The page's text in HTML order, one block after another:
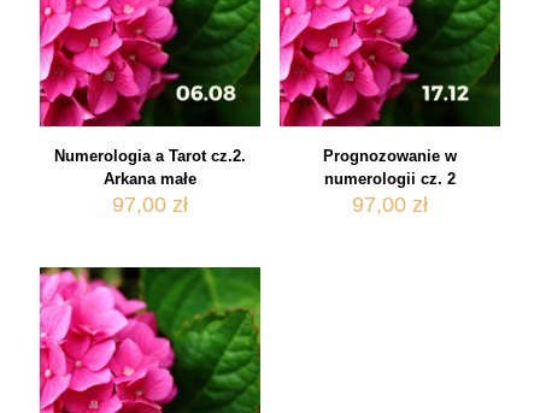
Numerologia a Tarot cz.2.
Arkana małe
97,00zł
Prognozowanie w
numerologii cz. 2
97,00 zł